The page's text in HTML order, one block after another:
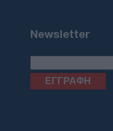
ΕΛΛΑΔΑ
στη ρωσόφωνη
31χρονος
Newsletter